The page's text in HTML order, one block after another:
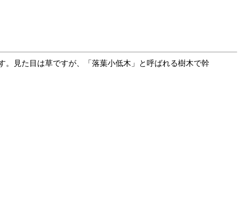
。見た目は草ですが、「落葉小低木」と呼ばれる樹木で幹